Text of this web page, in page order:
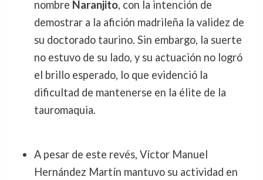
nombre Naranjito, con la intención de
demostrar a la afición madrileña la validez de
su doctorado taurino. Sin embargo, la suerte
no estuvo de su lado, y su actuación no logró
el brillo esperado, lo que evidenció la
dificultad de mantenerse en la élite de la
tauromaquia.
A pesar de este revés, Víctor Manuel
Hernández Martín mantuvo su actividad en